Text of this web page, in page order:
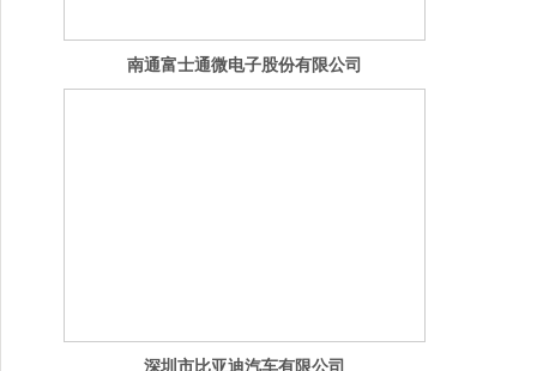
南通富士通微电子股份有限公司
深圳市比亚迪汽车有限公司